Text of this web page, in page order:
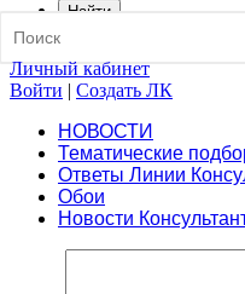
Найти
Личный кабинет
Войти | Создать ЛК
НОВОСТИ
Тематические
Ответы Линии
Обои
Новости